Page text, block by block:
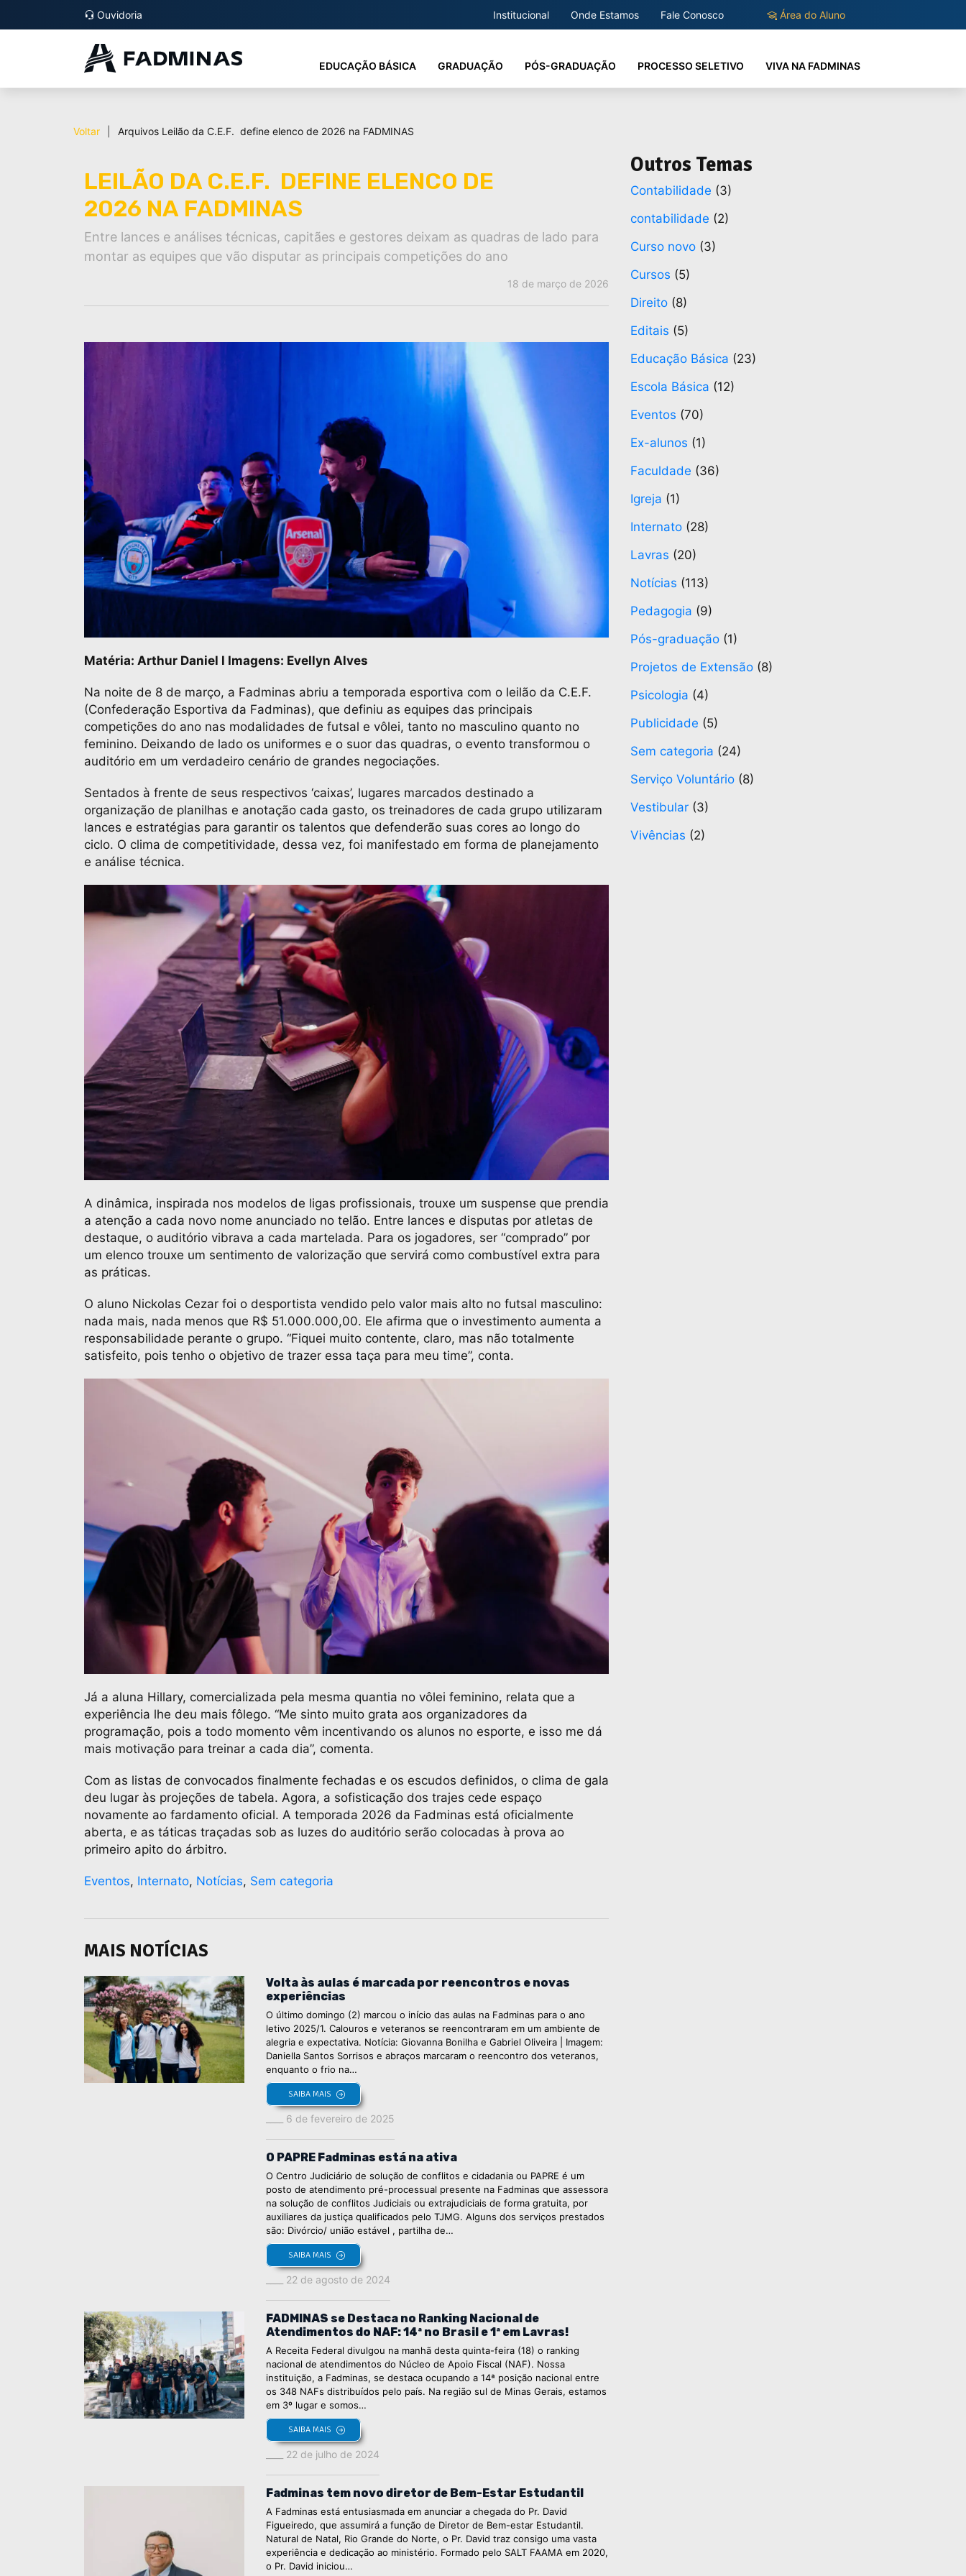
Ouvidoria Institucional Onde Estamos Fale Conosco Área do Aluno
EDUCAÇÃO BÁSICA GRADUAÇÃO PÓS-GRADUAÇÃO PROCESSO SELETIVO VIVA NA FADMINAS
Voltar Arquivos Leilão da C.E.F. define elenco de 2026 na FADMINAS
LEILÃO DA C.E.F. DEFINE ELENCO DE
2026 NA FADMINAS
Entre lances e análises técnicas, capitães e gestores deixam as quadras de lado para
montar as equipes que vão disputar as principais competições do ano
18 de março de 2026
Matéria: Arthur Daniel l Imagens: Evellyn Alves
Na noite de 8 de março, a Fadminas abriu a temporada esportiva com o leilão da C.E.F.
(Confederação Esportiva da Fadminas), que definiu as equipes das principais
competições do ano nas modalidades de futsal e vôlei, tanto no masculino quanto no
feminino. Deixando de lado os uniformes e o suor das quadras, o evento transformou o
auditório em um verdadeiro cenário de grandes negociações.
Sentados à frente de seus respectivos ‘caixas’, lugares marcados destinado a
organização de planilhas e anotação cada gasto, os treinadores de cada grupo utilizaram
lances e estratégias para garantir os talentos que defenderão suas cores ao longo do
ciclo. O clima de competitividade, dessa vez, foi manifestado em forma de planejamento
e análise técnica.
A dinâmica, inspirada nos modelos de ligas profissionais, trouxe um suspense que prendia
a atenção a cada novo nome anunciado no telão. Entre lances e disputas por atletas de
destaque, o auditório vibrava a cada martelada. Para os jogadores, ser “comprado” por
um elenco trouxe um sentimento de valorização que servirá como combustível extra para
as práticas.
O aluno Nickolas Cezar foi o desportista vendido pelo valor mais alto no futsal masculino:
nada mais, nada menos que R$ 51.000.000,00. Ele afirma que o investimento aumenta a
responsabilidade perante o grupo. “Fiquei muito contente, claro, mas não totalmente
satisfeito, pois tenho o objetivo de trazer essa taça para meu time”, conta.
Já a aluna Hillary, comercializada pela mesma quantia no vôlei feminino, relata que a
experiência lhe deu mais fôlego. “Me sinto muito grata aos organizadores da
programação, pois a todo momento vêm incentivando os alunos no esporte, e isso me dá
mais motivação para treinar a cada dia”, comenta.
Com as listas de convocados finalmente fechadas e os escudos definidos, o clima de gala
deu lugar às projeções de tabela. Agora, a sofisticação dos trajes cede espaço
novamente ao fardamento oficial. A temporada 2026 da Fadminas está oficialmente
aberta, e as táticas traçadas sob as luzes do auditório serão colocadas à prova ao
primeiro apito do árbitro.
Eventos, Internato, Notícias, Sem categoria
MAIS NOTÍCIAS
Volta às aulas é marcada por reencontros e novas
experiências
O último domingo (2) marcou o início das aulas na Fadminas para o ano
letivo 2025/1. Calouros e veteranos se reencontraram em um ambiente de
alegria e expectativa. Notícia: Giovanna Bonilha e Gabriel Oliveira | Imagem:
Daniella Santos Sorrisos e abraços marcaram o reencontro dos veteranos,
enquanto o frio na…
SAIBA MAIS
6 de fevereiro de 2025
O PAPRE Fadminas está na ativa
O Centro Judiciário de solução de conflitos e cidadania ou PAPRE é um
posto de atendimento pré-processual presente na Fadminas que assessora
na solução de conflitos Judiciais ou extrajudiciais de forma gratuita, por
auxiliares da justiça qualificados pelo TJMG. Alguns dos serviços prestados
são: Divórcio/ união estável , partilha de…
SAIBA MAIS
22 de agosto de 2024
FADMINAS se Destaca no Ranking Nacional de
Atendimentos do NAF: 14ª no Brasil e 1ª em Lavras!
A Receita Federal divulgou na manhã desta quinta-feira (18) o ranking
nacional de atendimentos do Núcleo de Apoio Fiscal (NAF). Nossa
instituição, a Fadminas, se destaca ocupando a 14ª posição nacional entre
os 348 NAFs distribuídos pelo país. Na região sul de Minas Gerais, estamos
em 3º lugar e somos…
SAIBA MAIS
22 de julho de 2024
Fadminas tem novo diretor de Bem-Estar Estudantil
A Fadminas está entusiasmada em anunciar a chegada do Pr. David
Figueiredo, que assumirá a função de Diretor de Bem-estar Estudantil.
Natural de Natal, Rio Grande do Norte, o Pr. David traz consigo uma vasta
experiência e dedicação ao ministério. Formado pelo SALT FAAMA em 2020,
o Pr. David iniciou…
Outros Temas
Contabilidade (3)
contabilidade (2)
Curso novo (3)
Cursos (5)
Direito (8)
Editais (5)
Educação Básica (23)
Escola Básica (12)
Eventos (70)
Ex-alunos (1)
Faculdade (36)
Igreja (1)
Internato (28)
Lavras (20)
Notícias (113)
Pedagogia (9)
Pós-graduação (1)
Projetos de Extensão (8)
Psicologia (4)
Publicidade (5)
Sem categoria (24)
Serviço Voluntário (8)
Vestibular (3)
Vivências (2)